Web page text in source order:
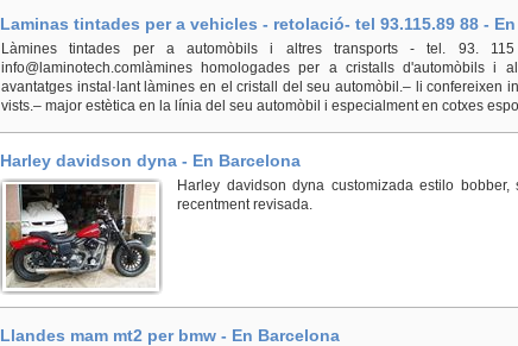
Laminas tintades per a vehicles - retolació- tel 93.115.89 88 -
Làmines tintades per a automòbils i altres transports - tel. 93. 115
info@laminotech.comlàmines homologades per a cristalls d'automòbils i
avantatges instal·lant làmines en el cristall del seu automòbil.– li confereixen
vists.– major estètica en la línia del seu automòbil i especialment en cotxes
Harley davidson dyna - En Barcelona
Harley davidson dyna customizada estilo bobber,
recentment revisada.
Llandes mam mt2 per bmw - En Barcelona